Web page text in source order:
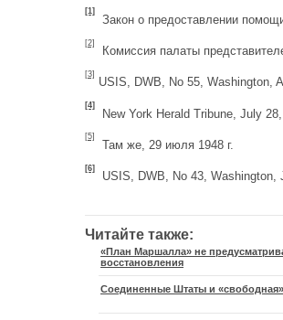
[1]
Закон о предоставлении
[2]
Комиссия палаты
[3]
USIS, DWB, No 55, Washington,
[4]
New York Herald Tribune, July
[5]
Там же, 29 июля 1948 г.
[6]
USIS, DWB, No 43, Washington,
Читайте также:
«План Маршалла» не
восстановления
Соединенные Штаты и